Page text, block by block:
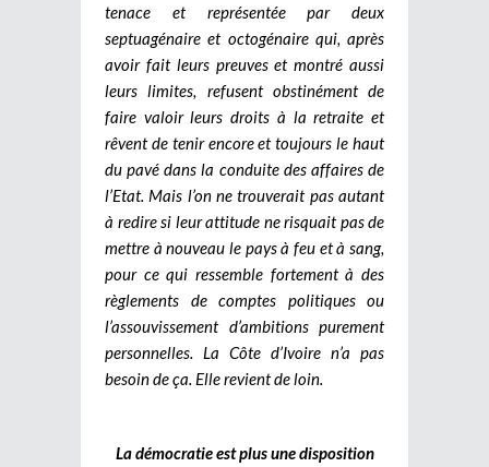
tenace et représentée par deux
septuagénaire et octogénaire qui, après
avoir fait leurs preuves et montré aussi
leurs limites, refusent obstinément de
faire valoir leurs droits à la retraite et
rêvent de tenir encore et toujours le haut
du pavé dans la conduite des affaires de
l’Etat. Mais l’on ne trouverait pas autant
à redire si leur attitude ne risquait pas de
mettre à nouveau le pays à feu et à sang,
pour ce qui ressemble fortement à des
règlements de comptes politiques ou
l’assouvissement d’ambitions purement
personnelles. La Côte d’Ivoire n’a pas
besoin de ça. Elle revient de loin.
La démocratie est plus une disposition